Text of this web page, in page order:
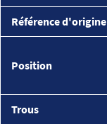
Référence d'origine
Position
Trous